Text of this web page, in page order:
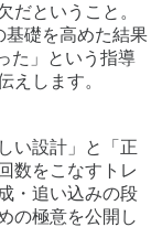
だということ。
基礎を高めた結果
た」という指導
えします。
い設計」と「正
数をこなすトレ
・追い込みの段
の極意を公開し